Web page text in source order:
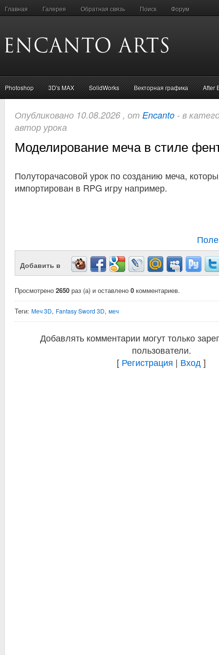
Главная Галерея Обратная связь Поиск Форум
Photoshop 3D's MAX SolidWorks Векторная графика After
Опубликовано 10.08.2026 , от Encanto - в
автор урока
Моделирование меча в стиле
Полуторачасовой урок по созданию меча,
импортирован в RPG игру например.
Добавить в
Просмотрено 2650 раз (а) и оставлено 0 комментариев.
Теги: Меч 3D, Fantasy Sword 3D, меч
Добавлять комментарии могут только
пользователи.
[ Регистрация | Вход ]